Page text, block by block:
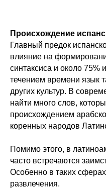
Происхождение
Главный предок
влияние на
синтаксиса и около 75%
течением времени язык
других культур. В
найти много слов,
происхождением
коренных народов
Помимо этого, в
часто встречаются
Особенно в таких
развлечения.